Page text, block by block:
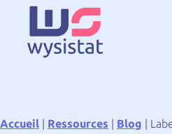
Accueil | Ressources | Blog |